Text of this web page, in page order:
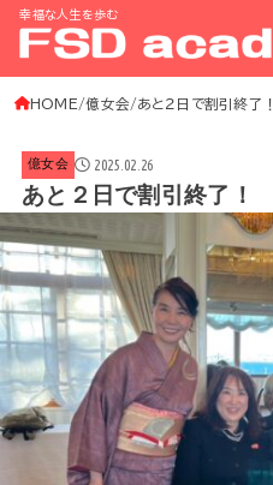
幸福な人生を歩む
HOME 億女会 あと２日で割引終了！
億女会 2025.02.26
あと２日で割引終了！